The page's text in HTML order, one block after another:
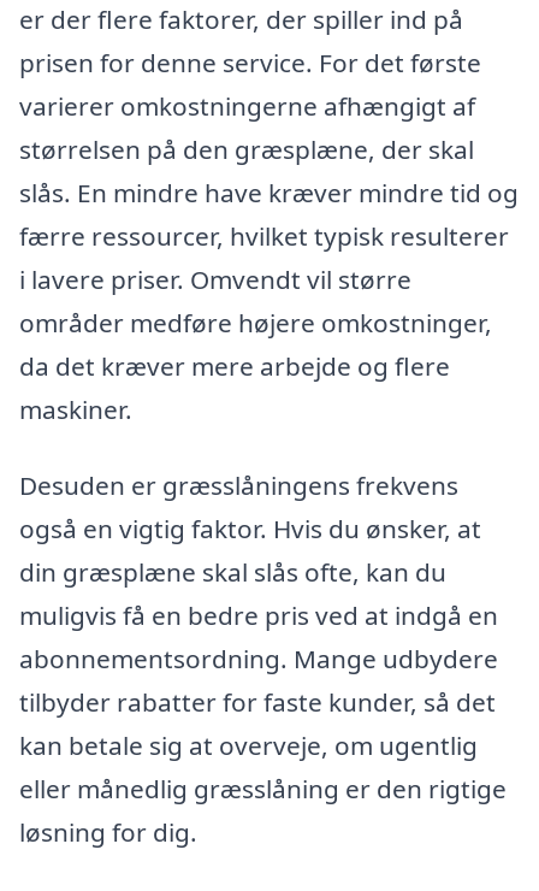
er der flere faktorer, der spiller ind på
prisen for denne service. For det første
varierer omkostningerne afhængigt af
størrelsen på den græsplæne, der skal
slås. En mindre have kræver mindre tid og
færre ressourcer, hvilket typisk resulterer
i lavere priser. Omvendt vil større
områder medføre højere omkostninger,
da det kræver mere arbejde og flere
maskiner.
Desuden er græsslåningens frekvens
også en vigtig faktor. Hvis du ønsker, at
din græsplæne skal slås ofte, kan du
muligvis få en bedre pris ved at indgå en
abonnementsordning. Mange udbydere
tilbyder rabatter for faste kunder, så det
kan betale sig at overveje, om ugentlig
eller månedlig græsslåning er den rigtige
løsning for dig.